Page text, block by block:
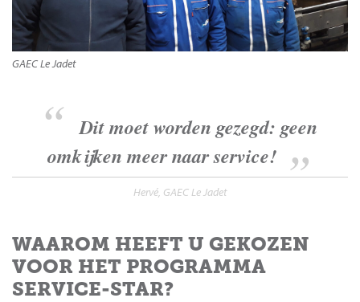
GAEC Le Jadet
Dit moet worden gezegd: geen
omkijken meer naar service!
Hervé, GAEC Le Jadet
WAAROM HEEFT U GEKOZEN
VOOR HET PROGRAMMA
SERVICE-STAR?